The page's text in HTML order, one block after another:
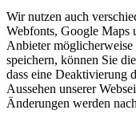
Wir nutzen auch
Webfonts, Google Maps
Anbieter möglicherweise
speichern, können Sie
dass eine Deaktivierung
Aussehen unserer
Änderungen werden